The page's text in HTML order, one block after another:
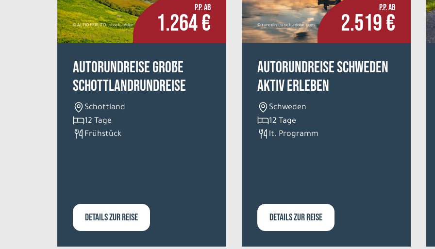
© ALFIO FERLITO - stock.adobe.com
P.P. AB
1.264 €
Autorundreise Große
Schottlandrundreise
Schottland
12 Tage
Frühstück
DETAILS ZUR REISE
© tunedin - stock.adobe.com
P.P. AB
2.519 €
Autorundreise Schweden
aktiv erleben
Schweden
12 Tage
lt. Programm
DETAILS ZUR REISE